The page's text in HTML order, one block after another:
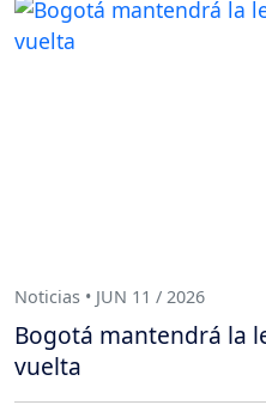
Noticias • JUN 11 / 2026
Bogotá mantendrá la
vuelta